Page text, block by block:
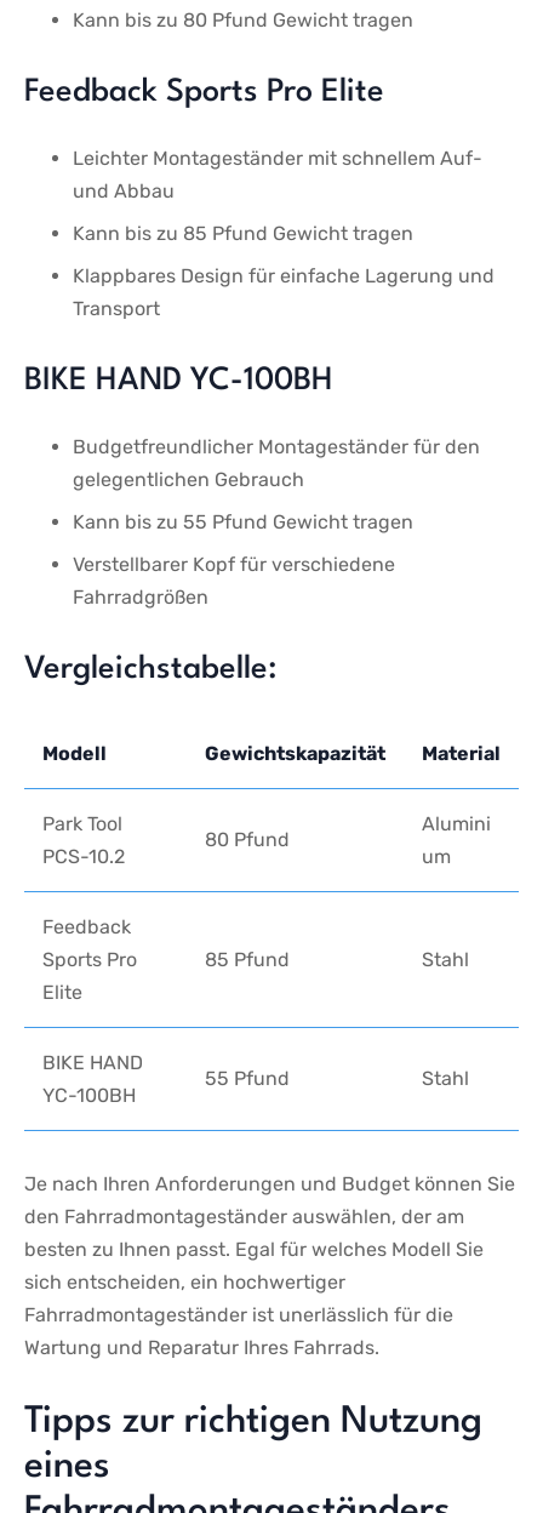
Kann ‌bis zu 80 Pfund Gewicht tragen
Feedback Sports Pro​ Elite
Leichter Montageständer ⁢mit schnellem Auf-
und Abbau
Kann bis zu‌ 85 Pfund Gewicht tragen
Klappbares Design für einfache Lagerung und
‌Transport
BIKE HAND YC-100BH
Budgetfreundlicher Montageständer für den
gelegentlichen Gebrauch
Kann bis zu ​55 Pfund Gewicht tragen
Verstellbarer Kopf für ‌verschiedene
Fahrradgrößen
Vergleichstabelle:
Modell Gewichtskapazität Material
Park Tool
PCS-10.2
80 Pfund
Alumini
um
Feedback
Sports Pro
Elite
85 Pfund Stahl
BIKE HAND
YC-100BH
55 Pfund Stahl
Je ⁢nach Ihren Anforderungen und Budget ⁣können Sie
den Fahrradmontageständer auswählen, der⁣ am
besten zu Ihnen passt. Egal⁢ für welches Modell Sie‍
sich entscheiden,⁤ ein hochwertiger
⁢Fahrradmontageständer ist‍ unerlässlich⁤ für die
Wartung und Reparatur Ihres Fahrrads.
Tipps zur richtigen⁣ Nutzung
eines